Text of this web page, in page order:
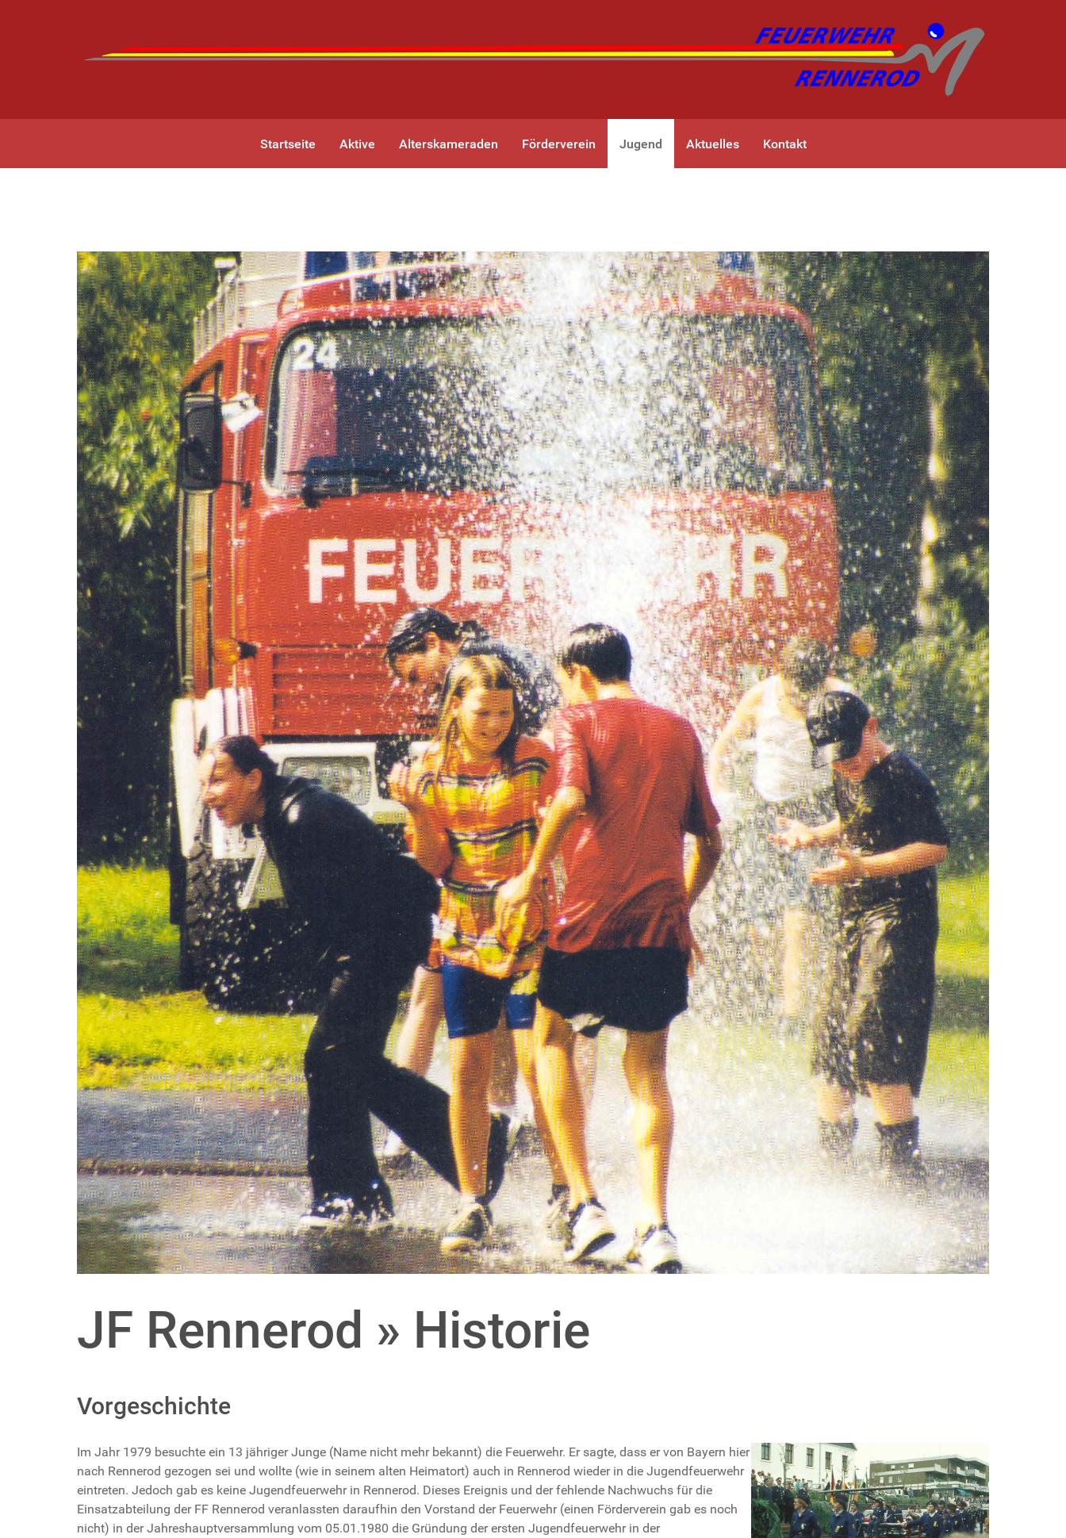
Startseite Aktive Alterskameraden Förderverein Jugend Aktuelles Kontakt
JF Rennerod » Historie
Vorgeschichte
Im Jahr 1979 besuchte ein 13 jähriger Junge (Name nicht mehr bekannt) die Feuerwehr. Er sagte, dass er von Bayern hier
nach Rennerod gezogen sei und wollte (wie in seinem alten Heimatort) auch in Rennerod wieder in die Jugendfeuerwehr
eintreten. Jedoch gab es keine Jugendfeuerwehr in Rennerod. Dieses Ereignis und der fehlende Nachwuchs für die
Einsatzabteilung der FF Rennerod veranlassten daraufhin den Vorstand der Feuerwehr (einen Förderverein gab es noch
nicht) in der Jahreshauptversammlung vom 05.01.1980 die Gründung der ersten Jugendfeuerwehr in der